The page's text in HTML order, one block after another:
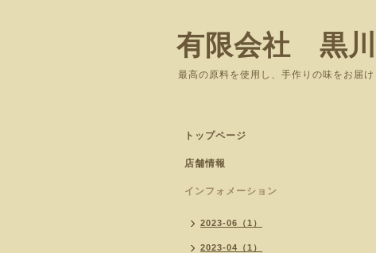
有限会社 黒
最高の原料を使用し、手作りの味をお届け
トップページ
店舗情報
インフォメーション
2023-06（1）
2023-04（1）